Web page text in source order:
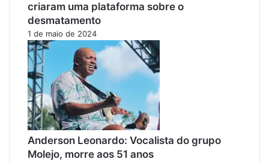
criaram uma plataforma sobre o
desmatamento
1 de maio de 2024
Anderson Leonardo: Vocalista do grupo
Molejo, morre aos 51 anos